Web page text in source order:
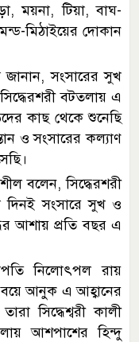
ময়না, টিয়া, বাঘ-
মিঠাইয়ের দোকান
সংসারের সুখ
সিদ্ধেরশরী বটতলায় এ
কাছ থেকে শুনেছি
ও সংসারের কল্যাণ
বলেন, সিদ্ধেরশরী
দিনই সংসারে সুখ ও
আশায় প্রতি বছর এ
নিলোৎপল রায়
আনুক এ আহ্বানের
সিদ্ধেশ্বরী কালী
আশপাশের হিন্দু